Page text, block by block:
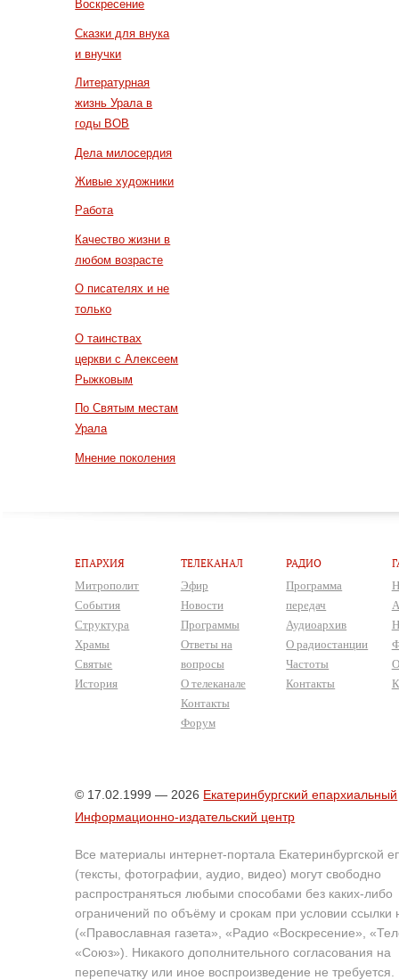
Воскресение
Сказки для внука
и внучки
Литературная
жизнь Урала в
годы ВОВ
Дела милосердия
Живые художники
Работа
Качество жизни в
любом возрасте
О писателях и не
только
О таинствах
церкви с Алексеем
Рыжковым
По Святым местам
Урала
Мнение поколения
ЕПАРХИЯ
Митрополит
События
Структура
Храмы
Святые
История
ТЕЛЕКАНАЛ
Эфир
Новости
Программы
Ответы на
вопросы
О телеканале
Контакты
Форум
РАДИО
Программа
передач
Аудиоархив
О радиостанции
Частоты
Контакты
© 17.02.1999 — 2026 Екатеринбургский епархиальный
Информационно-издательский центр
Все материалы интернет-портала Екатеринбургской
(тексты, фотографии, аудио, видео) могут свободно
распространяться любыми способами без каких-либо
ограничений по объёму и срокам при условии ссылки
(«Православная газета», «Радио «Воскресение»,
«Союз»). Никакого дополнительного согласования на
перепечатку или иное воспроизведение не требуется.